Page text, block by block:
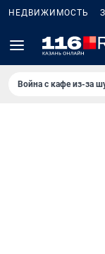
НЕДВИЖИМОСТЬ
Война с кафе из-за